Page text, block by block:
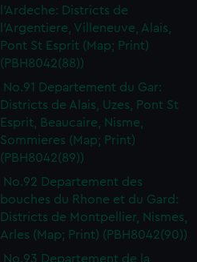
l'Ardeche: Districts de
l'Argentiere, Villeneuve, Alais,
Pont St Esprit (Map; Print)
(PBH8042(88))
No.91 Departement du Gar:
Districts de Alais, Uzes, Pont St
Esprit, Beaucaire, Nisme,
Sommieres (Map; Print)
(PBH8042(89))
No.92 Departement des
bouches du Rhone et du Gard:
Districts de Montpellier, Nismes,
Arles (Map; Print) (PBH8042(90))
No.93 Departement de la